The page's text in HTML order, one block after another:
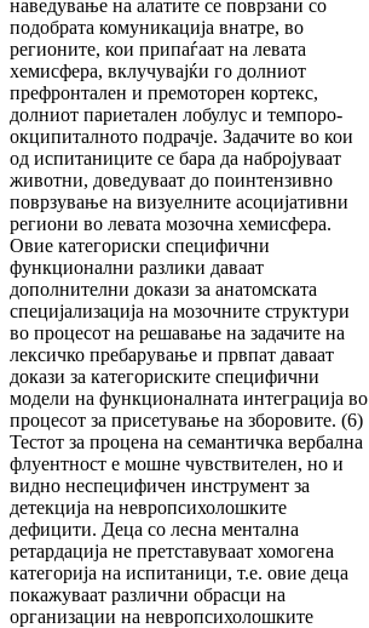
наведување на алатите се поврзани со
подобрата комуникација внатре, во
регионите, кои припаѓаат на левата
хемисфера, вклучувајќи го долниот
префронтален и премоторен кортекс,
долниот париетален лобулус и темпоро-
окципиталното подрачје. Задачите во кои
од испитаниците се бара да набројуваат
животни, доведуваат до поинтензивно
поврзување на визуелните асоцијативни
региони во левата мозочна хемисфера.
Овие категориски специфични
функционални разлики даваат
дополнителни докази за анатомската
специјализација на мозочните структури
во процесот на решавање на задачите на
лексичко пребарување и првпат даваат
докази за категориските специфични
модели на функционалната интеграција во
процесот за присетување на зборовите. (6)
Тестот за процена на семантичка вербална
флуентност е мoшнe чувствителен, но и
видно неспецифичен инструмент за
детекција на невропсихолошките
дефицити. Деца со лесна ментална
ретардација не претставуваат хомогена
категорија на испитаници, т.е. овие деца
покажуваат различни обрасци на
организации на невропсихолошките